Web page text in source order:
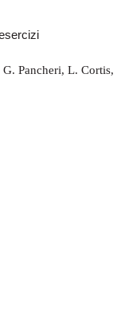
G. Pancheri, L. Cortis,